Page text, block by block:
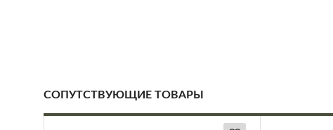
СОПУТСТВУЮЩИЕ ТОВАРЫ